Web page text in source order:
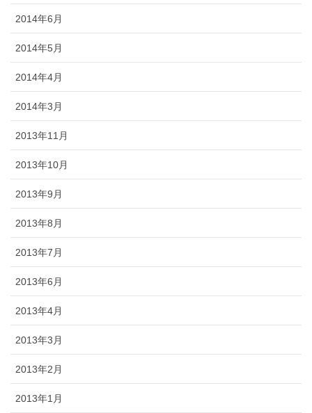
2014年6月
2014年5月
2014年4月
2014年3月
2013年11月
2013年10月
2013年9月
2013年8月
2013年7月
2013年6月
2013年4月
2013年3月
2013年2月
2013年1月